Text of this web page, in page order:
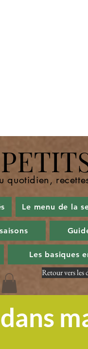
quotidien,
Le menu de la
Les basiques
Retour vers les